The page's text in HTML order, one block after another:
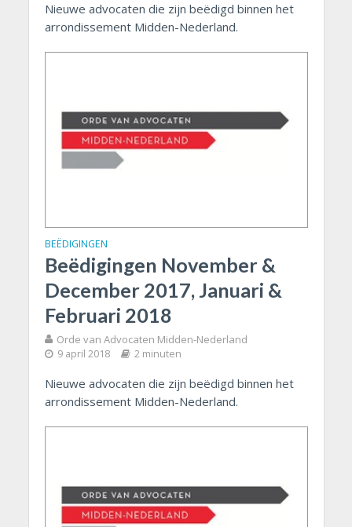
Nieuwe advocaten die zijn beëdigd binnen het
arrondissement Midden-Nederland.
BEËDIGINGEN
Beëdigingen November &
December 2017, Januari &
Februari 2018
Orde van Advocaten Midden-Nederland
9 april 2018 2 minuten
Nieuwe advocaten die zijn beëdigd binnen het
arrondissement Midden-Nederland.